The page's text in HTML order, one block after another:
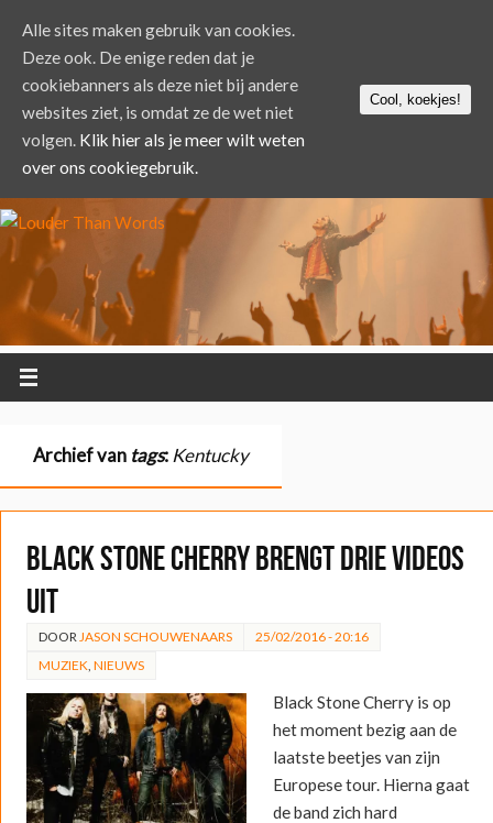
Archief van tags: Kentucky
Black Stone Cherry brengt drie videos
uit
DOOR JASON SCHOUWENAARS
25/02/2016 - 20:16
MUZIEK NIEUWS
Black Stone Cherry is op
het moment bezig aan de
laatste beetjes van zijn
Europese tour. Hierna gaat
de band zich hard
Alle sites maken gebruik van cookies.
Deze ook. De enige reden dat je
cookiebanners als deze niet bij andere
websites ziet, is omdat ze de wet niet
volgen. Klik hier als je meer wilt weten
over ons cookiegebruik.
Cool, koekjes!